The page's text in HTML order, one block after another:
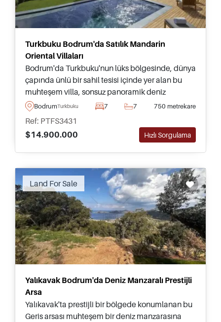
Turkbuku Bodrum'da Satılık Mandarin
Oriental Villaları
Bodrum'da Turkbuku'nun lüks bölgesinde, dünya
çapında ünlü bir sahil tesisi içinde yer alan bu
muhteşem villa, sonsuz panoramik deniz
manzarasına sahip olup Türkiye'de 6 yıldızlı bir
BodrumTurkbuku 7 7 750 metrekare
Ref: PTFS3431
$14.900.000
Hızlı Sorgulama
Land For Sale
Recommended
Yalıkavak Bodrum'da Deniz Manzaralı Prestijli
Arsa
Yalıkavak'ta prestijli bir bölgede konumlanan bu
Geris arsası muhteşem bir deniz manzarasına